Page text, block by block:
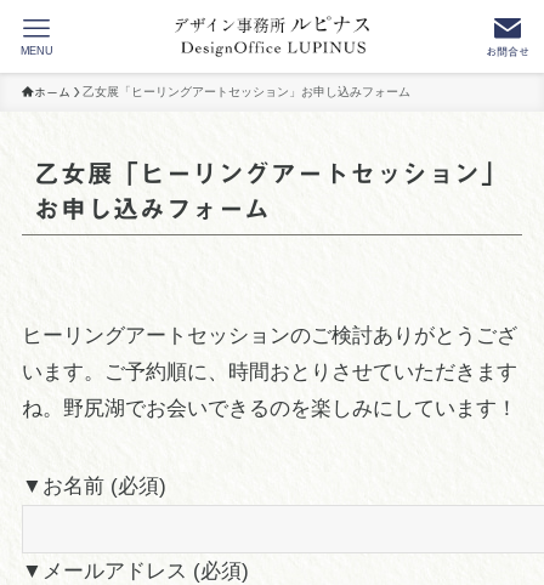
お問合せ
MENU
ホーム 乙女展「ヒーリングアートセッション」お申し込みフォーム
乙女展「ヒーリングアートセッション」
お申し込みフォーム
ヒーリングアートセッションのご検討ありがとうござ
います。ご予約順に、時間おとりさせていただきます
ね。野尻湖でお会いできるのを楽しみにしています！
▼お名前 (必須)
▼メールアドレス (必須)